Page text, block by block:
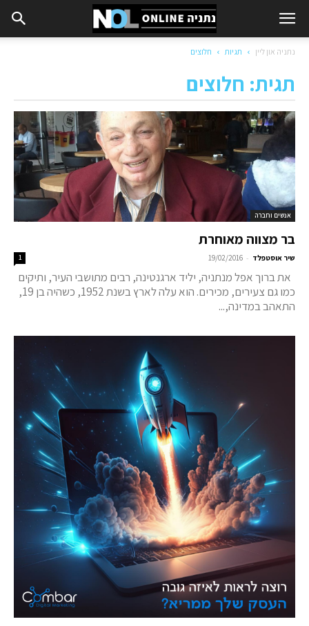
נתניה און ליין תגיות חלוצים
תגית: חלוצים
אנשים וחברה
בר מצווה מאוחרת
שיר אוסטפלד -
19/02/2016
1
את ברוך אפל מנתניה, יליד ארגנטינה, רבים מתושבי העיר, ותיקים
כמו גם צעירים, מכירים. הוא עלה לארץ בשנת 1952, כשהיה בן 19,
התאהב במדינה,...